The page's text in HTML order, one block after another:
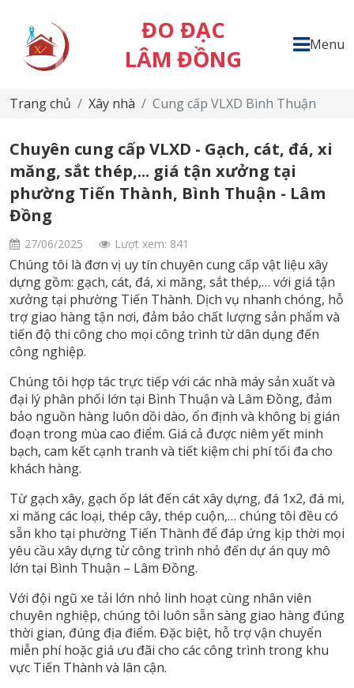
ĐO ĐẠC
LÂM ĐỒNG
Menu
Trang chủ Xây nhà Cung cấp VLXD Bình Thuận
Chuyên cung cấp VLXD - Gạch, cát, đá, xi
măng, sắt thép,... giá tận xưởng tại
phường Tiến Thành, Bình Thuận - Lâm
Đồng
27/06/2025 Lượt xem: 841
Chúng tôi là đơn vị uy tín chuyên cung cấp vật liệu xây
dựng gồm: gạch, cát, đá, xi măng, sắt thép,… với giá tận
xưởng tại phường Tiến Thành. Dịch vụ nhanh chóng, hỗ
trợ giao hàng tận nơi, đảm bảo chất lượng sản phẩm và
tiến độ thi công cho mọi công trình từ dân dụng đến
công nghiệp.
Chúng tôi hợp tác trực tiếp với các nhà máy sản xuất và
đại lý phân phối lớn tại Bình Thuận và Lâm Đồng, đảm
bảo nguồn hàng luôn dồi dào, ổn định và không bị gián
đoạn trong mùa cao điểm. Giá cả được niêm yết minh
bạch, cam kết cạnh tranh và tiết kiệm chi phí tối đa cho
khách hàng.
Từ gạch xây, gạch ốp lát đến cát xây dựng, đá 1x2, đá mi,
xi măng các loại, thép cây, thép cuộn,… chúng tôi đều có
sẵn kho tại phường Tiến Thành để đáp ứng kịp thời mọi
yêu cầu xây dựng từ công trình nhỏ đến dự án quy mô
lớn tại Bình Thuận – Lâm Đồng.
Với đội ngũ xe tải lớn nhỏ linh hoạt cùng nhân viên
chuyên nghiệp, chúng tôi luôn sẵn sàng giao hàng đúng
thời gian, đúng địa điểm. Đặc biệt, hỗ trợ vận chuyển
miễn phí hoặc giá ưu đãi cho các công trình trong khu
vực Tiến Thành và lân cận.